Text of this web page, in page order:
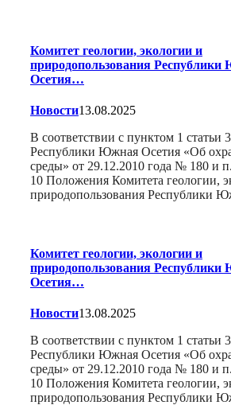
Комитет геологии, экологии и
природопользования
Осетия…
Новости13.08.2025
В соответствии с пунктом 1 статьи
Республики Южная Осетия «Об
среды» от 29.12.2010 года № 180 и
10 Положения Комитета геологии,
природопользования Республики
Комитет геологии, экологии и
природопользования
Осетия…
Новости13.08.2025
В соответствии с пунктом 1 статьи
Республики Южная Осетия «Об
среды» от 29.12.2010 года № 180 и
10 Положения Комитета геологии,
природопользования Республики